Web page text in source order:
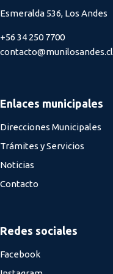
Esmeralda 536, Los Andes
+56 34 250 7700
contacto@munilosandes.cl
Enlaces municipales
Direcciones Municipales
Trámites y Servicios
Noticias
Contacto
Redes sociales
Facebook